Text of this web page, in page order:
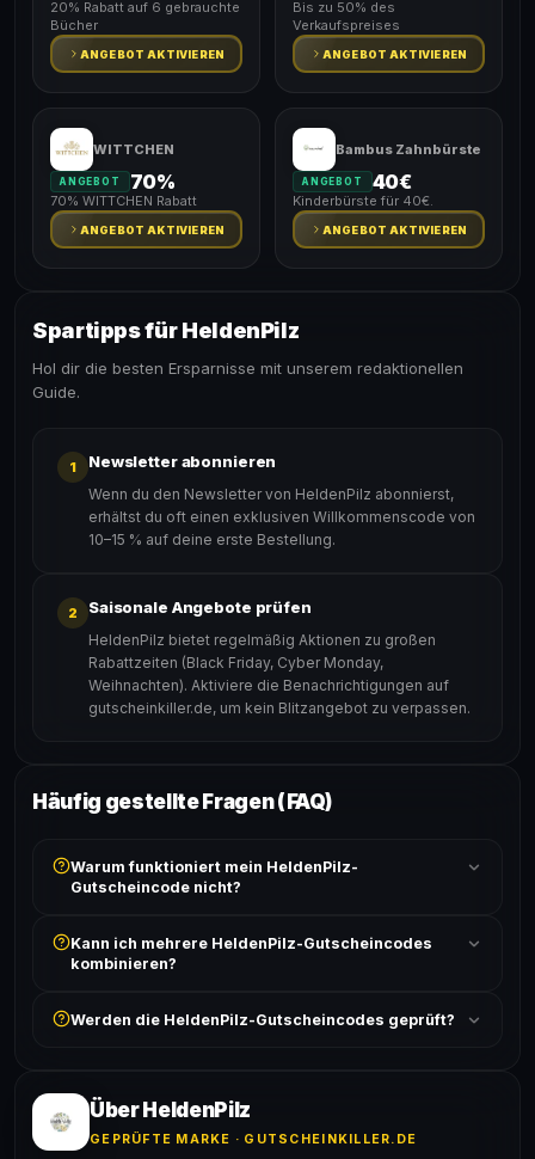
20% Rabatt auf 6 gebrauchte
Bücher
ANGEBOT AKTIVIEREN
Bis zu 50% des
Verkaufspreises
ANGEBOT AKTIVIEREN
WITTCHEN
ANGEBOT 70%
70% WITTCHEN Rabatt
ANGEBOT AKTIVIEREN
Bambus Zahnbürste
ANGEBOT 40€
Kinderbürste für 40€.
ANGEBOT AKTIVIEREN
Spartipps für HeldenPilz
Hol dir die besten Ersparnisse mit unserem redaktionellen
Guide.
1 Newsletter abonnieren
Wenn du den Newsletter von HeldenPilz abonnierst,
erhältst du oft einen exklusiven Willkommenscode von
10–15 % auf deine erste Bestellung.
2 Saisonale Angebote prüfen
HeldenPilz bietet regelmäßig Aktionen zu großen
Rabattzeiten (Black Friday, Cyber Monday,
Weihnachten). Aktiviere die Benachrichtigungen auf
gutscheinkiller.de, um kein Blitzangebot zu verpassen.
Häufig gestellte Fragen (FAQ)
Warum funktioniert mein HeldenPilz-
Gutscheincode nicht?
ist und ob der Code nicht für bereits reduzierte Artikel
gilt. Alle Bedingungen findest du unter „Details".
Kann ich mehrere HeldenPilz-Gutscheincodes
kombinieren?
akzeptiert. Die Kombination mehrerer Codes ist meist
Werden die HeldenPilz-Gutscheincodes geprüft?
Erfolgsquote wird bei jedem Angebot angezeigt.
Über HeldenPilz
GEPRÜFTE MARKE · GUTSCHEINKILLER.DE